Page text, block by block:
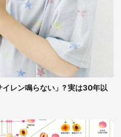
レン鳴らない」? 実は30年以